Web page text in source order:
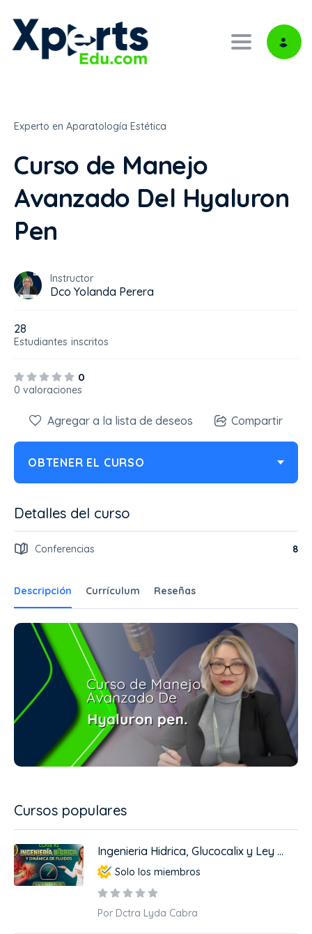
Toggle
Experto en Aparatología Estética
Curso de Manejo
Avanzado Del Hyaluron
Pen
Instructor
Dco Yolanda Perera
28
Estudiantes inscritos
0
0 valoraciones
Descripción Currículum Reseñas
Agregar a la lista de deseos Compartir
OBTENER EL CURSO
Detalles del curso
Conferencias 8
Cursos populares
Ingenieria Hidrica, Glucocalix y Ley ...
Solo los miembros
Por Dctra Lyda Cabra